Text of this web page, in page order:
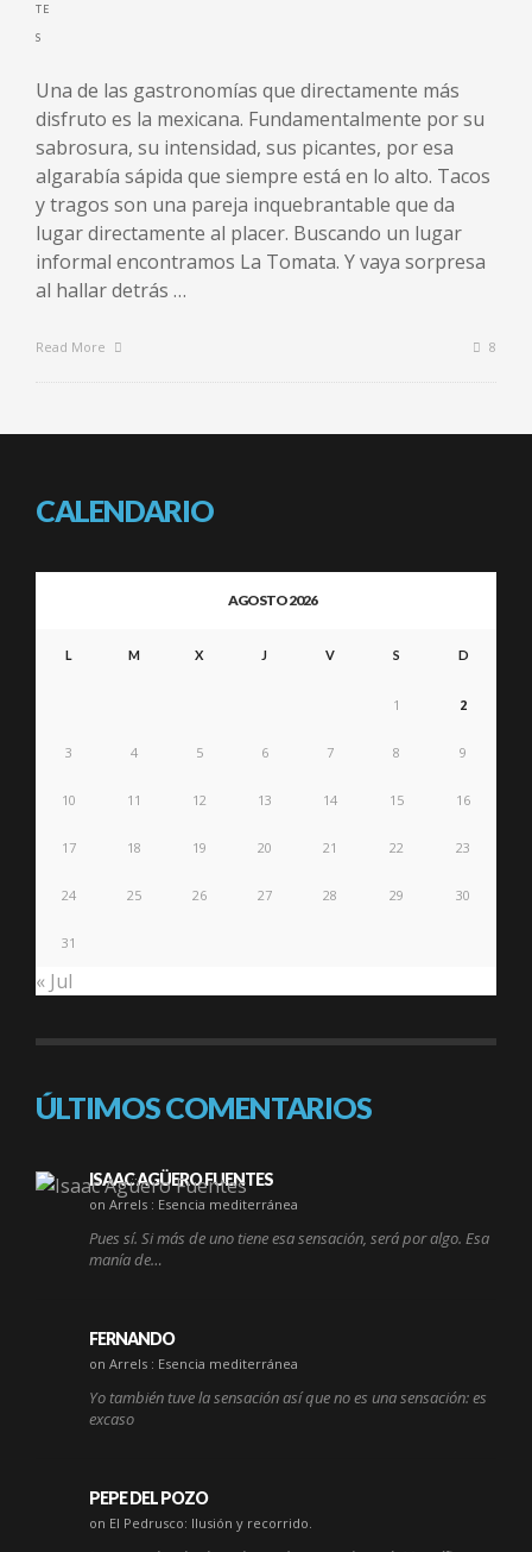
Una de las gastronomías que directamente más
disfruto es la mexicana. Fundamentalmente por su
sabrosura, su intensidad, sus picantes, por esa
algarabía sápida que siempre está en lo alto. Tacos
y tragos son una pareja inquebrantable que da
lugar directamente al placer. Buscando un lugar
informal encontramos La Tomata. Y vaya sorpresa
al hallar detrás …
Read More 8
CALENDARIO
AGOSTO 2026
L M X J V S D
1 2
3 4 5 6 7 8 9
10 11 12 13 14 15 16
17 18 19 20 21 22 23
24 25 26 27 28 29 30
31
« Jul
ÚLTIMOS COMENTARIOS
ISAAC AGÜERO FUENTES
on Arrels : Esencia mediterránea
Pues sí. Si más de uno tiene esa sensación, será por algo. Esa
manía de…
FERNANDO
on Arrels : Esencia mediterránea
Yo también tuve la sensación así que no es una sensación: es
excaso
PEPE DEL POZO
on El Pedrusco: Ilusión y recorrido.